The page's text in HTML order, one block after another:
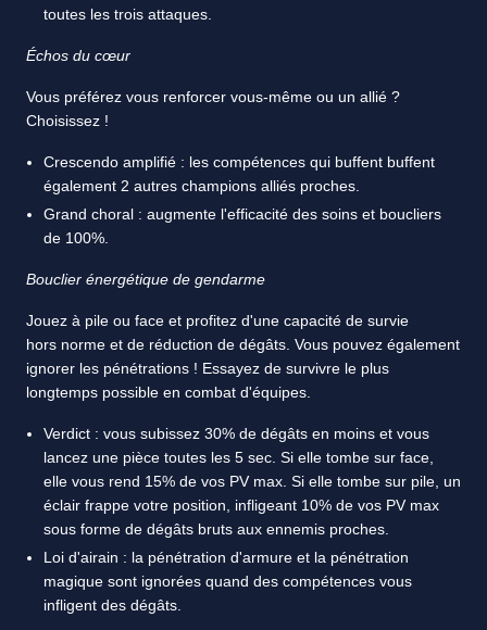
toutes les trois attaques.
Échos du cœur
Vous préférez vous renforcer vous-même ou un allié ?
Choisissez !
Crescendo amplifié : les compétences qui buffent buffent
également 2 autres champions alliés proches.
Grand choral : augmente l'efficacité des soins et boucliers
de 100%.
Bouclier énergétique de gendarme
Jouez à pile ou face et profitez d'une capacité de survie
hors norme et de réduction de dégâts. Vous pouvez également
ignorer les pénétrations ! Essayez de survivre le plus
longtemps possible en combat d'équipes.
Verdict : vous subissez 30% de dégâts en moins et vous
lancez une pièce toutes les 5 sec. Si elle tombe sur face,
elle vous rend 15% de vos PV max. Si elle tombe sur pile, un
éclair frappe votre position, infligeant 10% de vos PV max
sous forme de dégâts bruts aux ennemis proches.
Loi d'airain : la pénétration d'armure et la pénétration
magique sont ignorées quand des compétences vous
infligent des dégâts.